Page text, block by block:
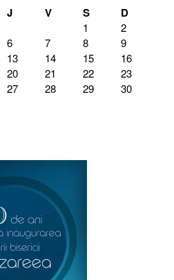
J V S D
1
2
6 7 8
9
13 14 15
16
20 21 22
23
27 28 29
30